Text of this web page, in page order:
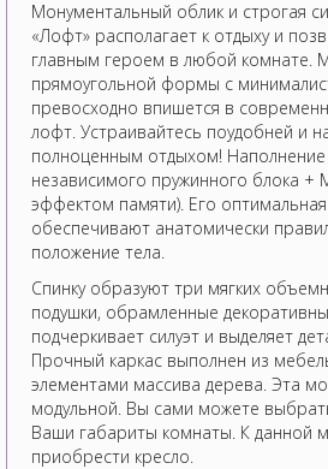
Монументальный облик и строгая
«Лофт» располагает к отдыху и
главным героем в любой комнате.
прямоугольной формы с
превосходно впишется в
лофт. Устраивайтесь поудобней и
полноценным отдыхом! Наполнение
независимого пружинного блока +
эффектом памяти). Его оптимальная
обеспечивают анатомически
положение тела.
Спинку образуют три мягких
подушки, обрамленные
подчеркивает силуэт и выделяет
Прочный каркас выполнен из
элементами массива дерева. Эта
модульной. Вы сами можете
Ваши габариты комнаты. К данной
приобрести кресло.